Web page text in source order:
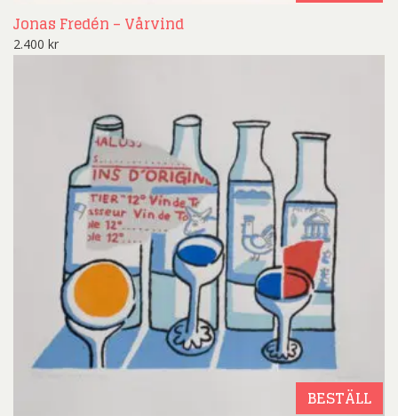
Jonas Fredén – Vårvind
2.400 kr
BESTÄLL